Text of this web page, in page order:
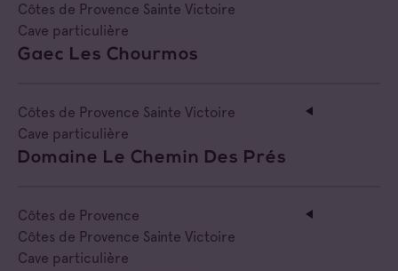
Côtes de Provence Sainte Victoire
Cave particulière
Gaec Les Chourmos
Côtes de Provence Sainte Victoire
Cave particulière
Domaine Le Chemin Des Prés
Côtes de Provence
Côtes de Provence Sainte Victoire
Cave particulière